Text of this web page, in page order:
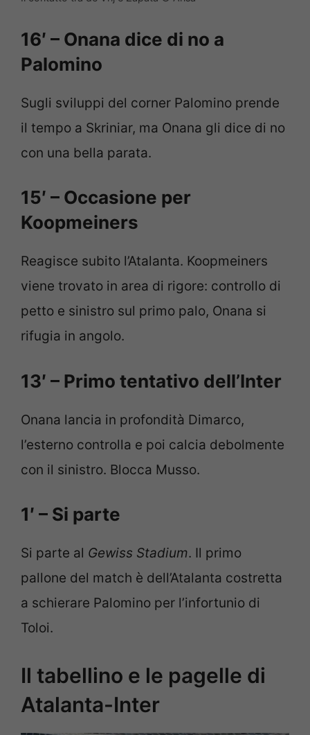
16′ – Onana dice di no a
Palomino
Sugli sviluppi del corner Palomino prende
il tempo a Skriniar, ma Onana gli dice di no
con una bella parata.
15′ – Occasione per
Koopmeiners
Reagisce subito l’Atalanta. Koopmeiners
viene trovato in area di rigore: controllo di
petto e sinistro sul primo palo, Onana si
rifugia in angolo.
13′ – Primo tentativo dell’Inter
Onana lancia in profondità Dimarco,
l’esterno controlla e poi calcia debolmente
con il sinistro. Blocca Musso.
1′ – Si parte
Si parte al Gewiss Stadium. Il primo
pallone del match è dell’Atalanta costretta
a schierare Palomino per l’infortunio di
Toloi.
Il tabellino e le pagelle di
Atalanta-Inter